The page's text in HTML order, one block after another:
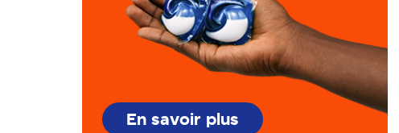
En savoir plus